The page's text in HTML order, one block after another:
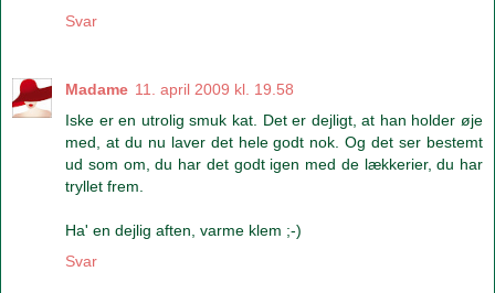
Svar
Madame 11. april 2009 kl. 19.58
Iske er en utrolig smuk kat. Det er dejligt, at han holder øje
med, at du nu laver det hele godt nok. Og det ser bestemt
ud som om, du har det godt igen med de lækkerier, du har
tryllet frem.
Ha' en dejlig aften, varme klem ;-)
Svar